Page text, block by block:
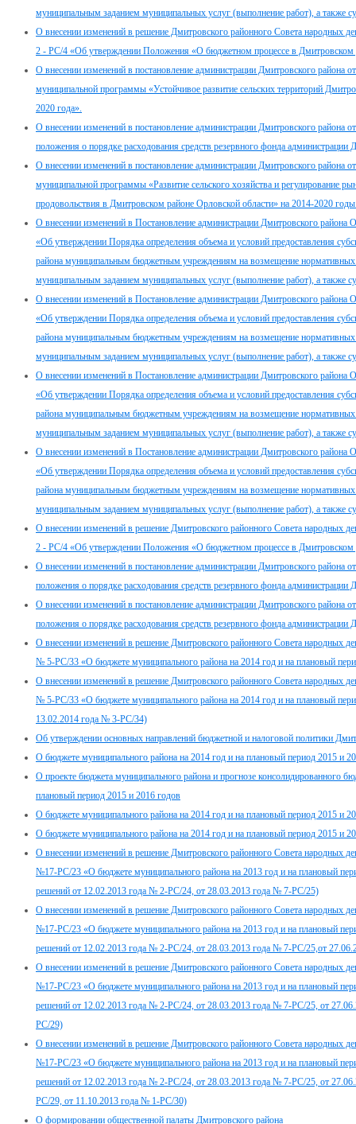
муниципальным заданием муниципальных услуг (выполнение работ), а также
О внесении изменений в решение Дмитровского районного Совета народных
2 - РС/4 «Об утверждении Положения «О бюджетном процессе в Дмитровском
О внесении изменений в постановление администрации Дмитровского района
муниципальной программы «Устойчивое развитие сельских территорий
2020 года».
О внесении изменений в постановление администрации Дмитровского района
положения о порядке расходования средств резервного фонда администрации
О внесении изменений в постановление администрации Дмитровского района
муниципальной программы «Развитие сельского хозяйства и регулирование
продовольствия в Дмитровском районе Орловской области» на 2014-2020
О внесении изменений в Постановление администрации Дмитровского района
«Об утверждении Порядка определения объема и условий предоставления
района муниципальным бюджетным учреждениям на возмещение нормативных
муниципальным заданием муниципальных услуг (выполнение работ), а также
О внесении изменений в Постановление администрации Дмитровского района
«Об утверждении Порядка определения объема и условий предоставления
района муниципальным бюджетным учреждениям на возмещение нормативных
муниципальным заданием муниципальных услуг (выполнение работ), а также
О внесении изменений в Постановление администрации Дмитровского района
«Об утверждении Порядка определения объема и условий предоставления
района муниципальным бюджетным учреждениям на возмещение нормативных
муниципальным заданием муниципальных услуг (выполнение работ), а также
О внесении изменений в Постановление администрации Дмитровского района
«Об утверждении Порядка определения объема и условий предоставления
района муниципальным бюджетным учреждениям на возмещение нормативных
муниципальным заданием муниципальных услуг (выполнение работ), а также
О внесении изменений в решение Дмитровского районного Совета народных
2 - РС/4 «Об утверждении Положения «О бюджетном процессе в Дмитровском
О внесении изменений в постановление администрации Дмитровского района
положения о порядке расходования средств резервного фонда администрации
О внесении изменений в постановление администрации Дмитровского района
положения о порядке расходования средств резервного фонда администрации
О внесении изменений в решение Дмитровского районного Совета народных
№ 5-РС/33 «О бюджете муниципального района на 2014 год и на плановый
О внесении изменений в решение Дмитровского районного Совета народных
№ 5-РС/33 «О бюджете муниципального района на 2014 год и на плановый
13.02.2014 года № 3-РС/34)
Об утверждении основных направлений бюджетной и налоговой политики
О бюджете муниципального района на 2014 год и на плановый период 2015 и
О проекте бюджета муниципального района и прогнозе консолидированного
плановый период 2015 и 2016 годов
О бюджете муниципального района на 2014 год и на плановый период 2015 и
О бюджете муниципального района на 2014 год и на плановый период 2015 и
О внесении изменений в решение Дмитровского районного Совета народных
№17-РС/23 «О бюджете муниципального района на 2013 год и на плановый
решений от 12.02.2013 года № 2-РС/24, от 28.03.2013 года № 7-РС/25)
О внесении изменений в решение Дмитровского районного Совета народных
№17-РС/23 «О бюджете муниципального района на 2013 год и на плановый
решений от 12.02.2013 года № 2-РС/24, от 28.03.2013 года № 7-РС/25,от
О внесении изменений в решение Дмитровского районного Совета народных
№17-РС/23 «О бюджете муниципального района на 2013 год и на плановый
решений от 12.02.2013 года № 2-РС/24, от 28.03.2013 года № 7-РС/25, от
РС/29)
О внесении изменений в решение Дмитровского районного Совета народных
№17-РС/23 «О бюджете муниципального района на 2013 год и на плановый
решений от 12.02.2013 года № 2-РС/24, от 28.03.2013 года № 7-РС/25, от
РС/29, от 11.10.2013 года № 1-РС/30)
О формировании общественной палаты Дмитровского района